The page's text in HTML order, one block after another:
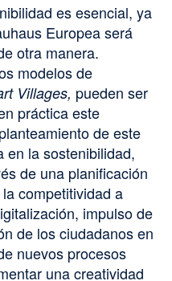
es esencial, ya
Europea será
otra manera.
modelos de
Villages, pueden ser
práctica este
de este
en la sostenibilidad,
de una planificación
competitividad a
impulso de
de los ciudadanos en
nuevos procesos
una creatividad